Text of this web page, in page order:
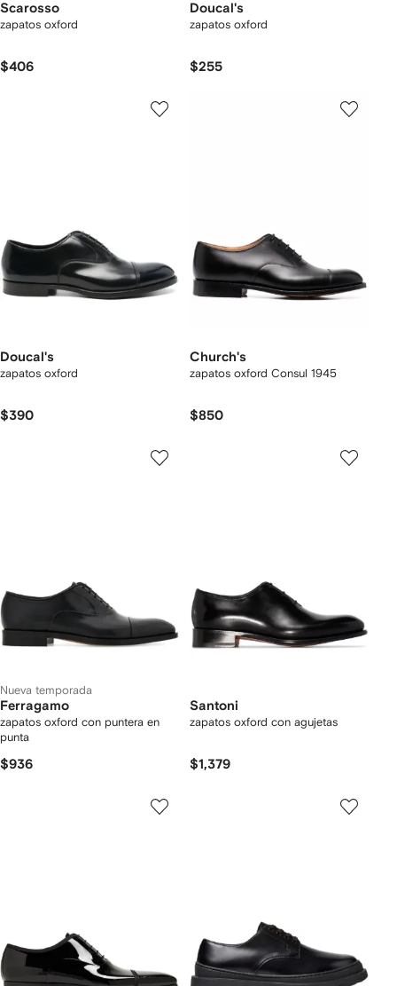
Scarosso
zapatos oxford
$406
Doucal's
zapatos oxford
$255
Doucal's
zapatos oxford
$390
Church's
zapatos oxford Consul 1945
$850
Nueva temporada
Ferragamo
zapatos oxford con puntera en
punta
$936
Santoni
zapatos oxford con agujetas
$1,379